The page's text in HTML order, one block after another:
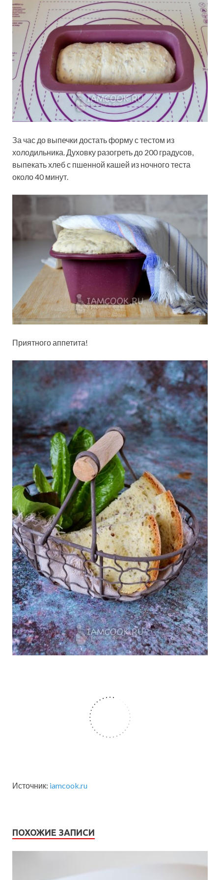
За час до выпечки достать форму с тестом из
холодильника. Духовку разогреть до 200 градусов,
выпекать хлеб с пшенной кашей из ночного теста
около 40 минут.
Приятного аппетита!
Источник: iamcook.ru
ПОХОЖИЕ ЗАПИСИ